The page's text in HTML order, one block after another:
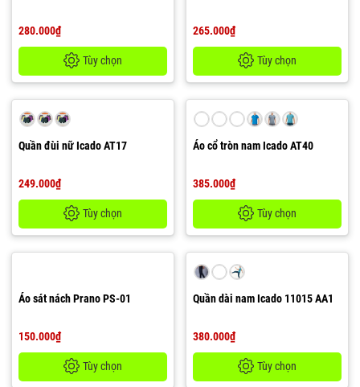
280.000₫
Tùy chọn
265.000₫
Tùy chọn
Quần đùi nữ Icado AT17
249.000₫
Tùy chọn
Áo cổ tròn nam Icado AT40
385.000₫
Tùy chọn
Áo sát nách Prano PS-01
150.000₫
Tùy chọn
Quần dài nam Icado 11015 AA1
380.000₫
Tùy chọn